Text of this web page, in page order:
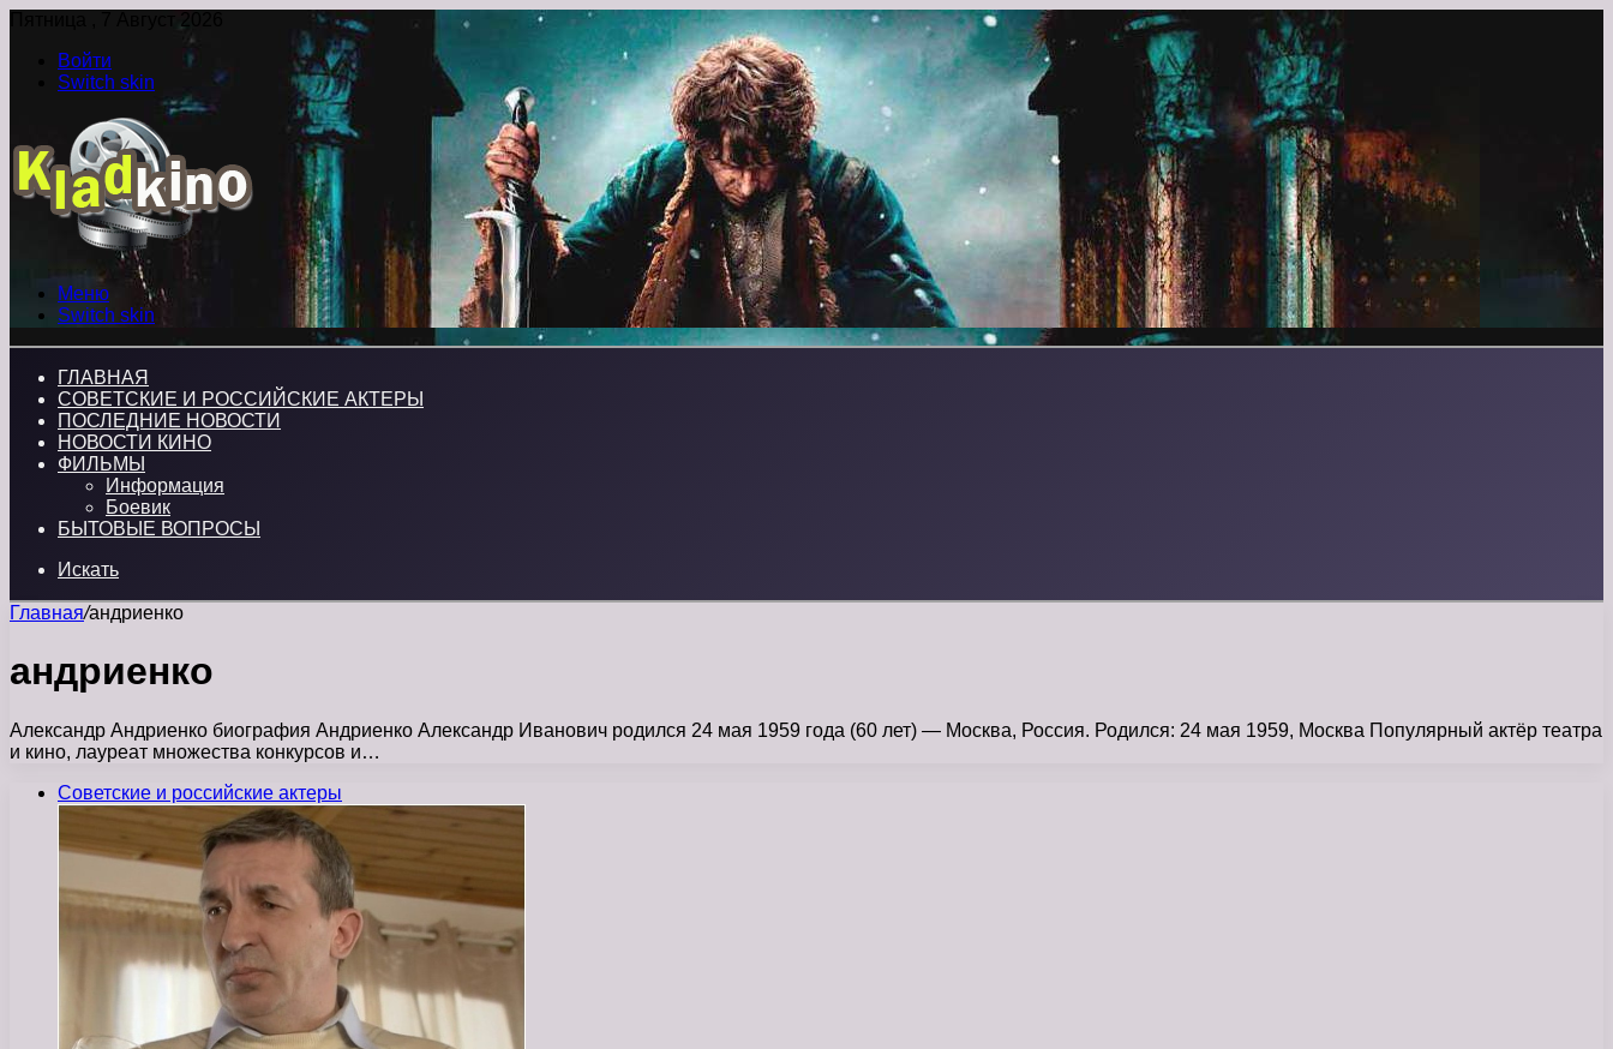
Пятница , 7 Август 2026
Войти
Switch skin
Меню
Switch skin
ГЛАВНАЯ
СОВЕТСКИЕ И РОССИЙСКИЕ АКТЕРЫ
ПОСЛЕДНИЕ НОВОСТИ
НОВОСТИ КИНО
ФИЛЬМЫ
Информация
Боевик
БЫТОВЫЕ ВОПРОСЫ
Искать
Главная/андриенко
андриенко
Александр Андриенко биография Андриенко Александр Иванович родился 24 мая 1959 года (60 лет) — Москва, Россия. Родился: 24 мая 1959, Москва Популярный актёр театра
и кино, лауреат множества конкурсов и…
Советские и российские актеры